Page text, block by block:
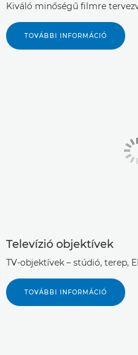
Kiváló minőségű filmre
TOVÁBBI INFORMÁCIÓ
Televízió objektívek
TV-objektívek – stúdió, terep,
TOVÁBBI INFORMÁCIÓ